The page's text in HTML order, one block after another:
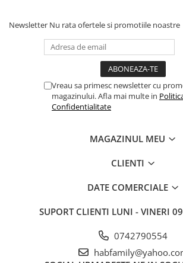
Newsletter Nu rata ofertele si promotiile noastre
Vreau sa primesc newsletter cu
magazinului. Afla mai multe in
Confidentialitate
MAGAZINUL MEU
CLIENTI
DATE COMERCIALE
SUPORT CLIENTI LUNI - VINERI
0742790554